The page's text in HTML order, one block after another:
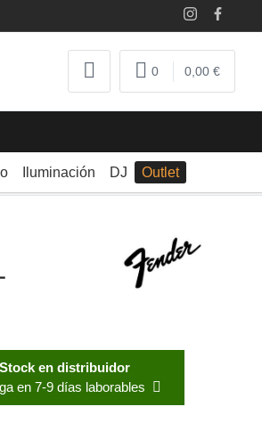
0 0,00 €
Iluminación DJ Outlet
Stock en distribuidor
en 7-9 días laborables